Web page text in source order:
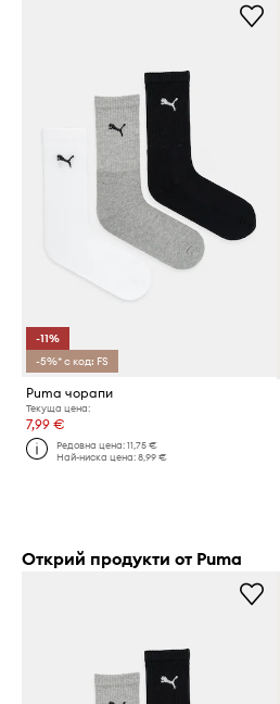
-11%
-5%* с код: FS
Puma чорапи
Текуща цена:
7,99 €
Редовна цена:11,75 €
Най-ниска цена:8,99 €
Открий продукти от Puma